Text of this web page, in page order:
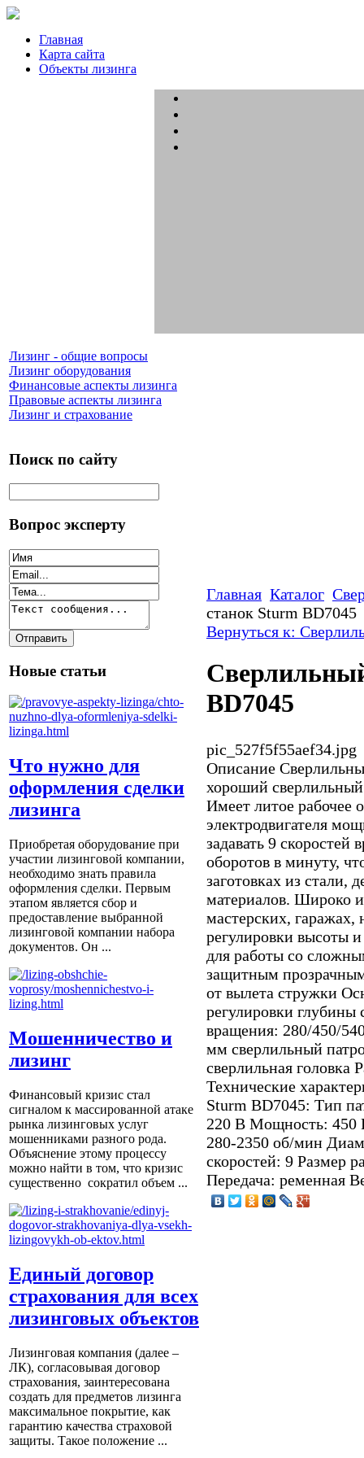
Главная
Карта сайта
Объекты лизинга
Лизинг - общие вопросы
Лизинг оборудования
Финансовые аспекты лизинга
Правовые аспекты лизинга
Лизинг и страхование
Поиск по сайту
Вопрос эксперту
Новые статьи
Что нужно для
оформления сделки
лизинга
Приобретая оборудование при
участии лизинговой компании,
необходимо знать правила
оформления сделки. Первым
этапом является сбор и
предоставление выбранной
лизинговой компании набора
документов. Он ...
Мошенничество и
лизинг
Финансовый кризис стал
сигналом к массированной атаке
рынка лизинговых услуг
мошенниками разного рода.
Объяснение этому процессу
можно найти в том, что кризис
существенно сократил объем ...
Единый договор
страхования для всех
лизинговых объектов
Лизинговая компания (далее –
ЛК), согласовывая договор
страхования, заинтересована
создать для предметов лизинга
максимальное покрытие, как
гарантию качества страховой
защиты. Такое положение ...
Главная Каталог
станок Sturm BD7045
Вернуться к:
BD7045
pic_527f5f55aef34.jpg
Описание
хороший
Имеет литое рабочее
электродвигателя
задавать 9 скоростей
оборотов в минуту,
заготовках из стали,
материалов. Широко
мастерских, гаражах,
регулировки высоты
для работы со
защитным
от вылета стружки
регулировки глубины
вращения: 280/450/
мм сверлильный
сверлильная головка
Технические
Sturm BD7045: Тип
220 В Мощность: 450
280-2350 об/мин
скоростей: 9 Размер
Передача: ременная